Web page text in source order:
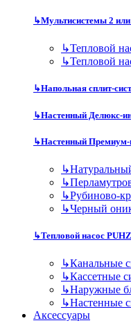
↳Мультисистемы 2
↳Тепловой
↳Тепловой
↳Напольная сплит-
↳Настенный Делюкс-
↳Настенный
↳
↳
↳Рубиново-
↳Черный
↳Тепловой насос
↳Канальные
↳Кассетные
↳Наружные
↳Настенные
Аксесcуары